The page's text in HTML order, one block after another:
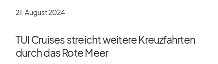
21. August 2024
TUI Cruises streicht weitere Kreuzfahrten
durch das Rote Meer